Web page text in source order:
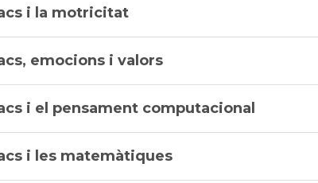
i la motricitat
emocions i valors
i el pensament computacional
i les matemàtiques